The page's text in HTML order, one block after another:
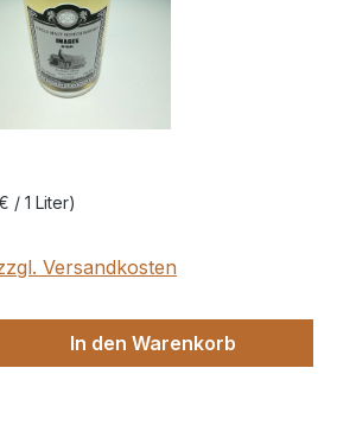
/ 1 Liter)
Versandkosten
Gib den
In den Warenkorb